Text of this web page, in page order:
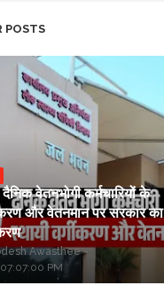
POSTS
वेतनभोगी कर्मचारियों के
और वेतनमान पर सरकार का
Awasthee
PM